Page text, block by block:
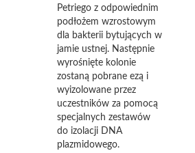
Petriego z odpowiednim
podłożem wzrostowym
dla bakterii bytujących w
jamie ustnej. Następnie
wyrośnięte kolonie
zostaną pobrane ezą i
wyizolowane przez
uczestników za pomocą
specjalnych zestawów
do izolacji DNA
plazmidowego.